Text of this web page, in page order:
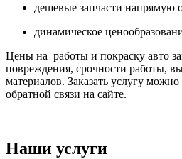
дешевые запчасти напрямую
динамическое
Цены на работы и покраску авто
повреждения, срочности работы,
материалов. Заказать услугу
обратной связи на сайте.
Наши услуги